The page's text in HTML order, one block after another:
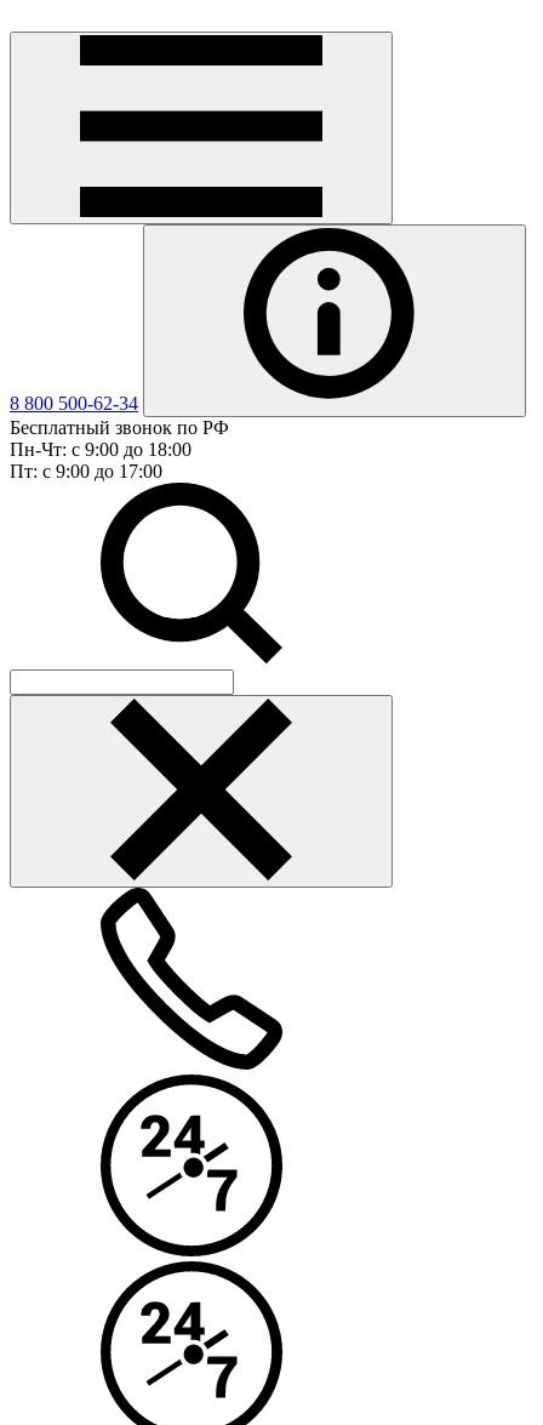
8 800 500-62-34
Бесплатный звонок по РФ
Пн-Чт: с 9:00 до 18:00
Пт: с 9:00 до 17:00